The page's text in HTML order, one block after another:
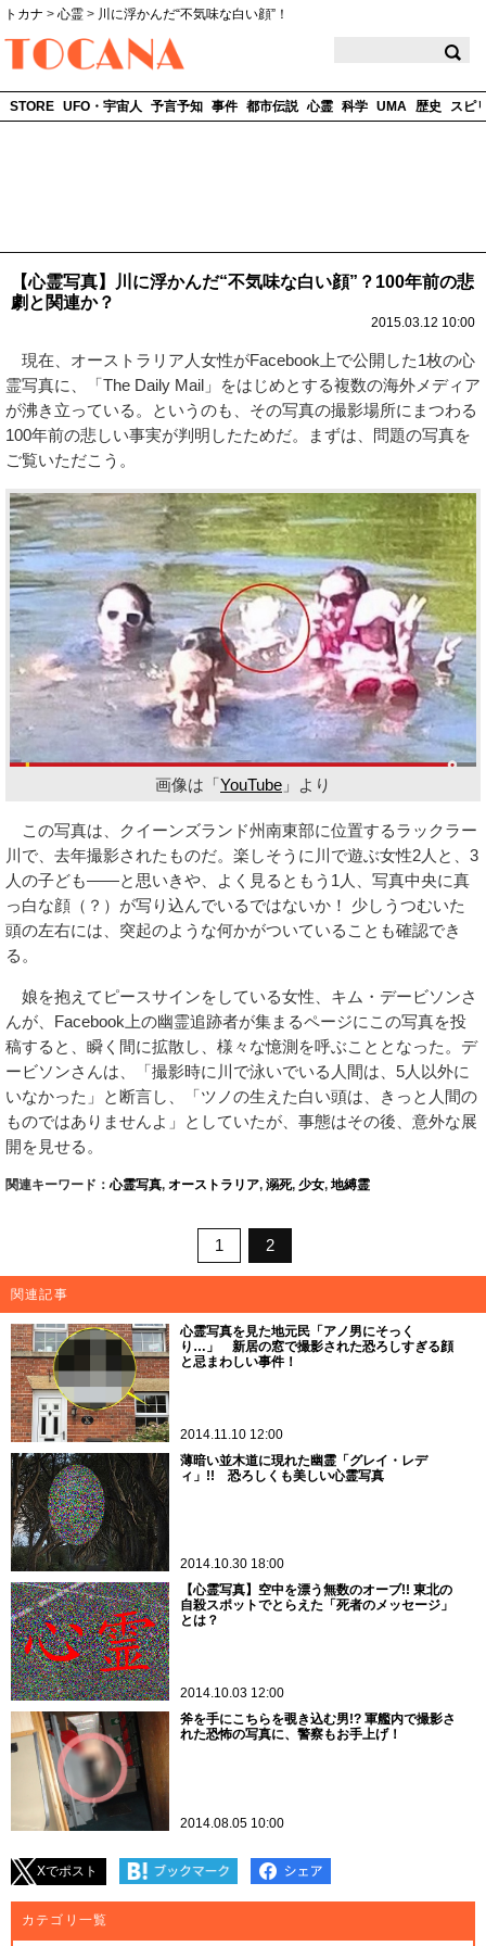
トカナ > 心霊 > 川に浮かんだ“不気味な白い顔”！
STORE UFO・宇宙人 予言予知 事件 都市伝説 心霊 科学 UMA 歴史 スピ
【心霊写真】川に浮かんだ“不気味な白い顔”？100年前の悲
劇と関連か？
2015.03.12 10:00
現在、オーストラリア人女性がFacebook上で公開した1枚の心
霊写真に、「The Daily Mail」をはじめとする複数の海外メディア
が沸き立っている。というのも、その写真の撮影場所にまつわる
100年前の悲しい事実が判明したためだ。まずは、問題の写真を
ご覧いただこう。
画像は「YouTube 」より
この写真は、クイーンズランド州南東部に位置するラックラー
川で、去年撮影されたものだ。楽しそうに川で遊ぶ女性2人と、3
人の子ども――と思いきや、よく見るともう1人、写真中央に真
っ白な顔（？）が写り込んでいるではないか！ 少しうつむいた
頭の左右には、突起のような何かがついていることも確認でき
る。
娘を抱えてピースサインをしている女性、キム・デービソンさ
んが、Facebook上の幽霊追跡者が集まるページにこの写真を投
稿すると、瞬く間に拡散し、様々な憶測を呼ぶこととなった。デ
ービソンさんは、「撮影時に川で泳いでいる人間は、5人以外に
いなかった」と断言し、「ツノの生えた白い頭は、きっと人間の
ものではありませんよ」としていたが、事態はその後、意外な展
開を見せる。
関連キーワード：心霊写真, オーストラリア, 溺死, 少女, 地縛霊
1 2
関連記事
心霊写真を見た地元民「アノ男にそっく
り…」 新居の窓で撮影された恐ろしすぎる顔
と忌まわしい事件！
2014.11.10 12:00
薄暗い並木道に現れた幽霊「グレイ・レデ
ィ」!! 恐ろしくも美しい心霊写真
2014.10.30 18:00
【心霊写真】空中を漂う無数のオーブ!! 東北の
自殺スポットでとらえた「死者のメッセージ」
とは？
2014.10.03 12:00
斧を手にこちらを覗き込む男!? 軍艦内で撮影さ
れた恐怖の写真に、警察もお手上げ！
2014.08.05 10:00
Xでポスト
カテゴリ一覧